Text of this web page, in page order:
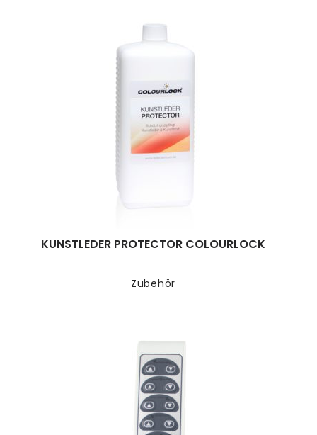
Zubehör
KUNSTLEDER PROTECTOR COLOURLOCK